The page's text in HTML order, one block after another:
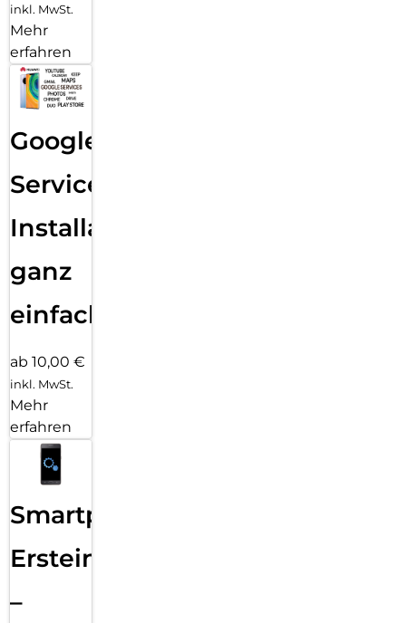
inkl. MwSt.
Mehr
erfahren
Google
Services
Installation
ganz
einfach
ab 10,00 €
inkl. MwSt.
Mehr
erfahren
Smartphone
Ersteinrichtung
–